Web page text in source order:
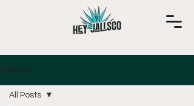
Entrada
All Posts